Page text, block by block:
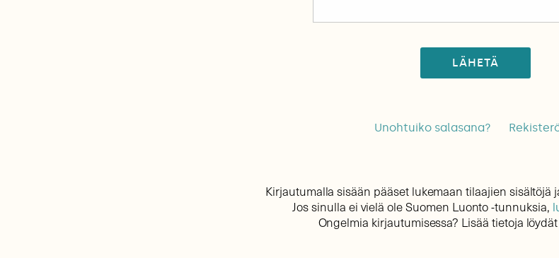
LÄHETÄ
Unohtuiko salasana?
Kirjautumalla sisään pääset lukemaan tilaajien sisältöjä
Jos sinulla ei vielä ole Suomen Luonto -tunnuksia,
Ongelmia kirjautumisessa? Lisää tietoja